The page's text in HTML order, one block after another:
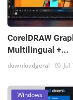
CorelDRAW
Multilingual +...
downloadgeral Jul
Windows